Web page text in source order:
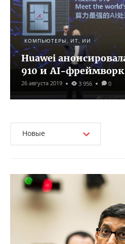
КОМПЬЮТЕРЫ, ИТ, ИИ
Huawei
910 и AI-
26 августа 2019 3 956 0
Новые